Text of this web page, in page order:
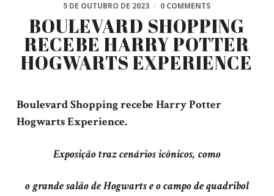
5 DE OUTUBRO DE 2023 / 0 COMMENTS
BOULEVARD SHOPPING
RECEBE HARRY POTTER
HOGWARTS EXPERIENCE
Boulevard Shopping recebe Harry Potter
Hogwarts Experience.
Exposição traz cenários icônicos, como
o grande salão de Hogwarts e o campo de quadribol